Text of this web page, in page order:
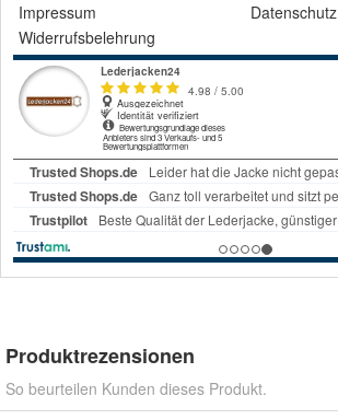
Impressum
Datenschutz
Widerrufsbelehrung
Produktrezensionen
So beurteilen Kunden dieses Produkt.